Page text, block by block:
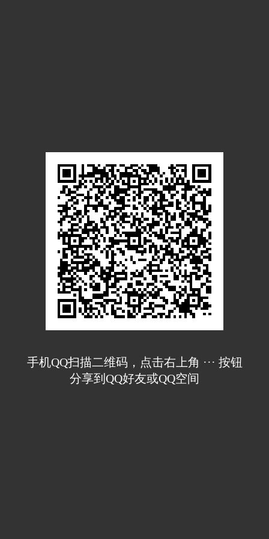
手机QQ扫描二维码，点击右上角 ··· 按钮
分享到QQ好友或QQ空间